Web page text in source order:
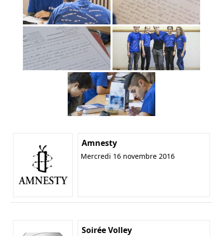
Amnesty
Mercredi 16 novembre 2016
Soirée Volley